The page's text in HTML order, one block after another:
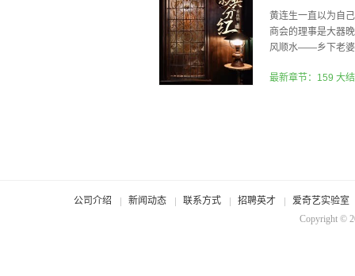
黄连生一直以为自
商会的理事是大器
风顺水——乡下老婆
最新章节：159 大
公司介绍 新闻动态 联系方式 招聘英才
爱奇艺实验室
Copyright ©